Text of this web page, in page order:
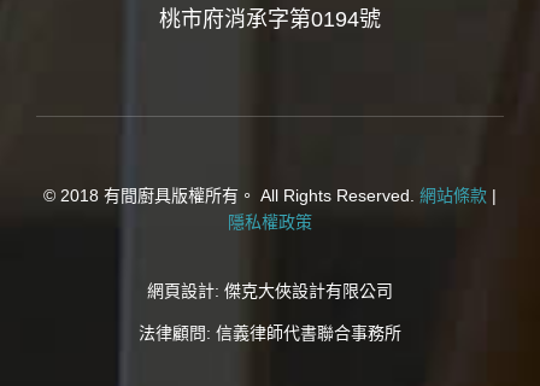
桃市府消承字第0194號
© 2018 有間廚具版權所有。 All Rights Reserved. 網站條款 |
隱私權政策
網頁設計: 傑克大俠設計有限公司
法律顧問: 信義律師代書聯合事務所